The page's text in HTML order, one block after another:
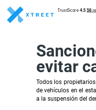
evitar
Todos los
de vehículos en el
a la suspensión del